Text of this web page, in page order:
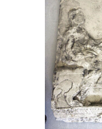
Ευχαριστούμε τους
Μαρία Παπαλουκά,
Αθανασία,
Γαλάτεια
Νικολάου,
Μαρία Κράλη και
μας Εύα, Χαρά και
Ευχαριστούμε όλα
ενθουσιασμό, τους